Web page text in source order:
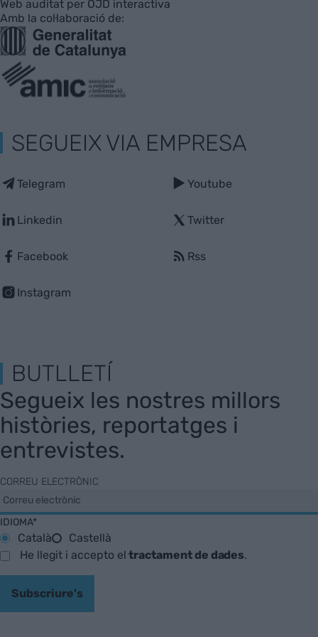
Web auditat per OJD interactiva
Amb la col·laboració de:
SEGUEIX VIA EMPRESA
Telegram
Linkedin
Facebook
Instagram
Youtube
Twitter
Rss
BUTLLETÍ
Segueix les nostres millors
històries, reportatges i
entrevistes.
CORREU ELECTRÒNIC
IDIOMA*
Català
Castellà
He llegit i accepto eltractament de dades.
Subscriure's